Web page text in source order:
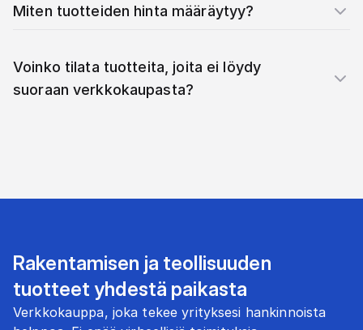
Miten tuotteiden hinta määräytyy?
Voinko tilata tuotteita, joita ei löydy
suoraan verkkokaupasta?
Rakentamisen ja teollisuuden
tuotteet yhdestä paikasta
Verkkokauppa, joka tekee yrityksesi hankinnoista